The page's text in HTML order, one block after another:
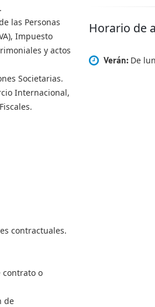
las Personas
Impuesto
y actos
Societarias.
Internacional,
contractuales.
contrato o
de
Horario de
Verán: De